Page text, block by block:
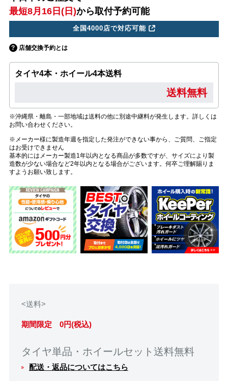
最短8月16日(日)から取付予約可能
全国4000店で対応可能
店舗交換予約とは
タイヤ4本・ホイール4本送料
送料無料
※沖縄県・離島・一部地域は送料の他に別途中継料が発生します。詳しくは
お問い合わせください。
※メーカー様に製造年週を指定した発注ができない事から、ご質問、ご指定
はお受けできません
基本的にはメーカー製造1年以内となる商品が多数ですが、サイズにより製
造数が少ない場合など2年以内となる場合がございます。何卒ご理解賜りま
すようお願い致します。
<送料>
期間限定 0円(税込)
タイヤ単品・ホイールセット送料無料
配送・返品についてはこちら